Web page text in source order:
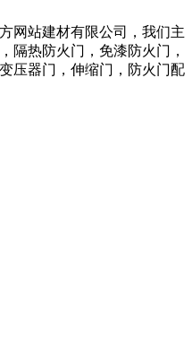
网站建材有限公司，我们主
隔热防火门，免漆防火门，
压器门，伸缩门，防火门配